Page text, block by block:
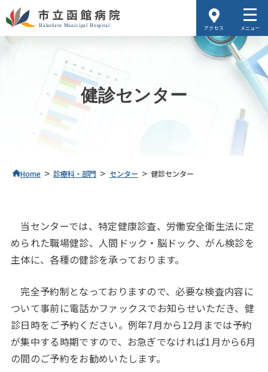
アクセス メニュー
健診センター
Home > 診療科・部門 > センター > 健診センター
当センターでは、特定健康診査、労働安全衛生法に定
められた職場健診、人間ドック・脳ドック、がん検診を
主体に、各種の健診を承っております。
完全予約制となっておりますので、必要な検査内容に
ついて事前に電話かファックスでお知らせいただき、健
診日時をご予約ください。例年7月から12月までは予約
が集中する時期ですので、お急ぎでなければ1月から6月
の間のご予約をお勧めいたします。